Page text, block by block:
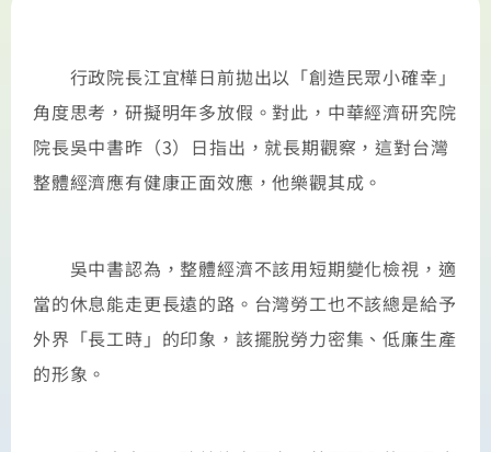
行政院長江宜樺日前拋出以「創造民眾小確幸」
角度思考，研擬明年多放假。對此，中華經濟研究院
院長吳中書昨（3）日指出，就長期觀察，這對台灣
整體經濟應有健康正面效應，他樂觀其成。
吳中書認為，整體經濟不該用短期變化檢視，適
當的休息能走更長遠的路。台灣勞工也不該總是給予
外界「長工時」的印象，該擺脫勞力密集、低廉生產
的形象。